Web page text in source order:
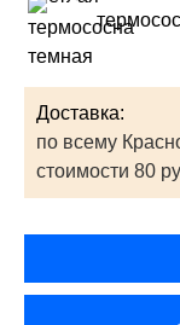
Доставка:
по всему
стоимости 80